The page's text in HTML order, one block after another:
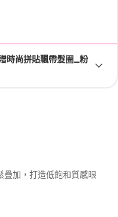
時尚拼貼飄帶髮圈_粉
疊加，打造低飽和質感眼